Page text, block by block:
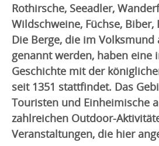
Rothirsche, Seeadler,
Wildschweine, Füchse, Biber,
Die Berge, die im Volksmund
genannt werden, haben eine
Geschichte mit der
seit 1351 stattfindet. Das
Touristen und Einheimische
zahlreichen Outdoor-
Veranstaltungen, die hier